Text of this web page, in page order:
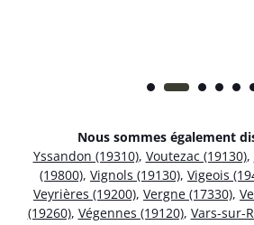
Nous sommes également
Yssandon (19310), Voutezac (19130),
(19800), Vignols (19130), Vigeois
Veyrières (19200), Vergne (17330),
(19260), Végennes (19120), Vars-sur-